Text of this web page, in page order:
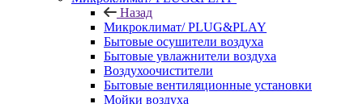
Назад
Микроклимат/ PLUG&PLAY
Бытовые осушители воздуха
Бытовые увлажнители воздуха
Воздухоочистители
Бытовые вентиляционные установки
Мойки воздуха